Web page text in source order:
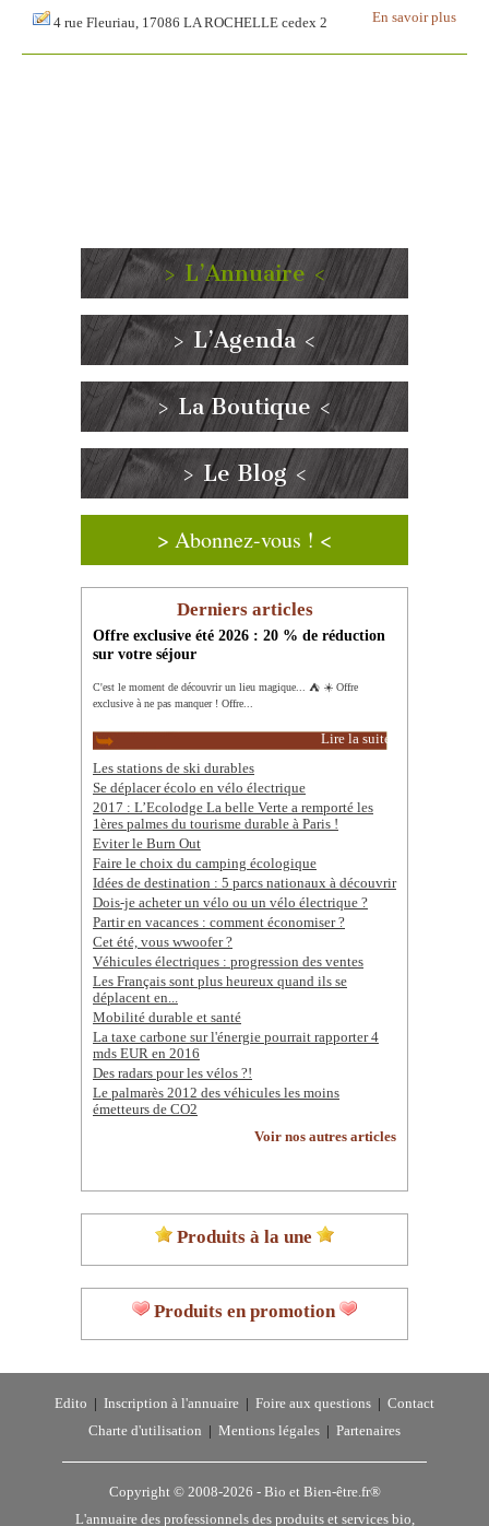
En savoir plus
4 rue Fleuriau, 17086 LA ROCHELLE cedex 2
> L’Annuaire <
> L’Agenda <
> La Boutique <
> Le Blog <
> Abonnez-vous ! <
Derniers articles
Offre exclusive été 2026 : 20 % de réduction
sur votre séjour
C'est le moment de découvrir un lieu magique... ⛺️ ☀️ Offre
exclusive à ne pas manquer ! Offre...
Lire la suite
Les stations de ski durables
Se déplacer écolo en vélo électrique
2017 : L’Ecolodge La belle Verte a remporté les
1ères palmes du tourisme durable à Paris !
Eviter le Burn Out
Faire le choix du camping écologique
Idées de destination : 5 parcs nationaux à découvrir
Dois-je acheter un vélo ou un vélo électrique ?
Partir en vacances : comment économiser ?
Cet été, vous wwoofer ?
Véhicules électriques : progression des ventes
Les Français sont plus heureux quand ils se
déplacent en...
Mobilité durable et santé
La taxe carbone sur l'énergie pourrait rapporter 4
mds EUR en 2016
Des radars pour les vélos ?!
Le palmarès 2012 des véhicules les moins
émetteurs de CO2
Voir nos autres articles
Produits à la une
Produits en promotion
Edito Inscription à l'annuaire Foire aux questions
Contact
Charte d'utilisation
Mentions légales Partenaires
Copyright © 2008-2026 - Bio et Bien-être.fr®
L'annuaire des professionnels des produits et services bio,